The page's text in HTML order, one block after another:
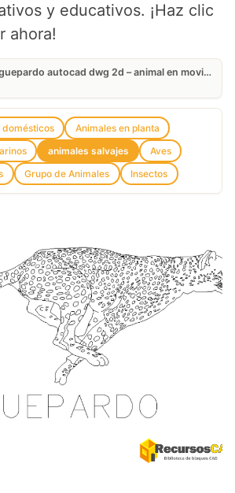
y educativos. ¡Haz clic
ahora!
bloque guepardo autocad dwg 2d – animal en movimiento para paisajismo y escena
domésticos
Animales en planta
animales salvajes
Aves
Grupo de Animales Insectos